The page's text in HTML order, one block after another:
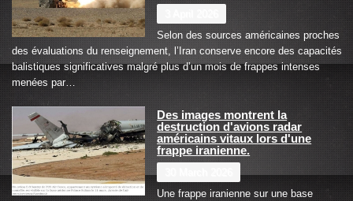
Selon des sources américaines proches
des évaluations du renseignement, l’Iran conserve encore des capacités
balistiques significatives malgré plus d’un mois de frappes intenses
menées par…
Des images montrent la
destruction d'avions radar
américains vitaux lors d'une
frappe iranienne.
Une frappe iranienne sur une base